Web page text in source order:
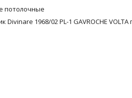
потолочные
1968/02 PL-1 GAVROCHE VOLTA